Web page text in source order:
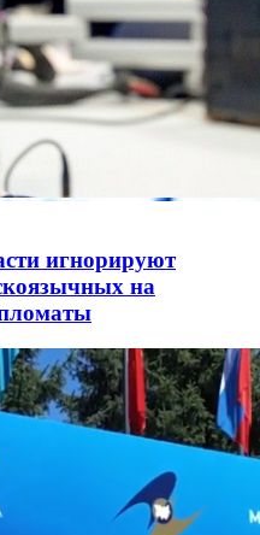
игнорируют
на